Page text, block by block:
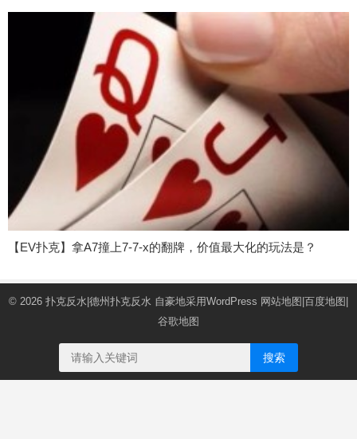
【EV扑克】拿A7撞上7-7-x的翻牌，价值最大化的玩法是？
© 2026 扑克反水|德州扑克反水 自豪地采用WordPress 网站地图 百度地图
谷歌地图
搜索